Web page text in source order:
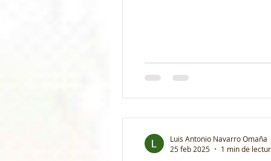
Luis Antonio Navarro Omaña
25 feb 2025
1 min de